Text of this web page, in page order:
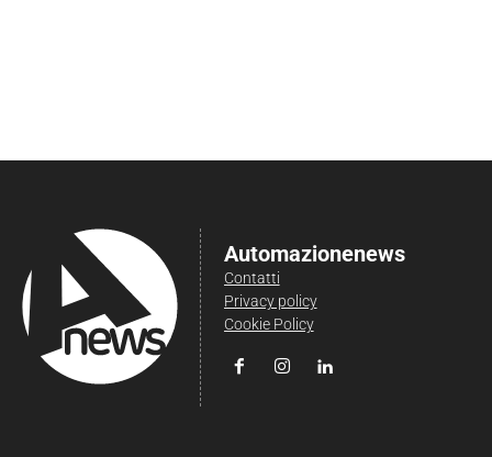
Automazionenews
Contatti
Privacy policy
Cookie Policy